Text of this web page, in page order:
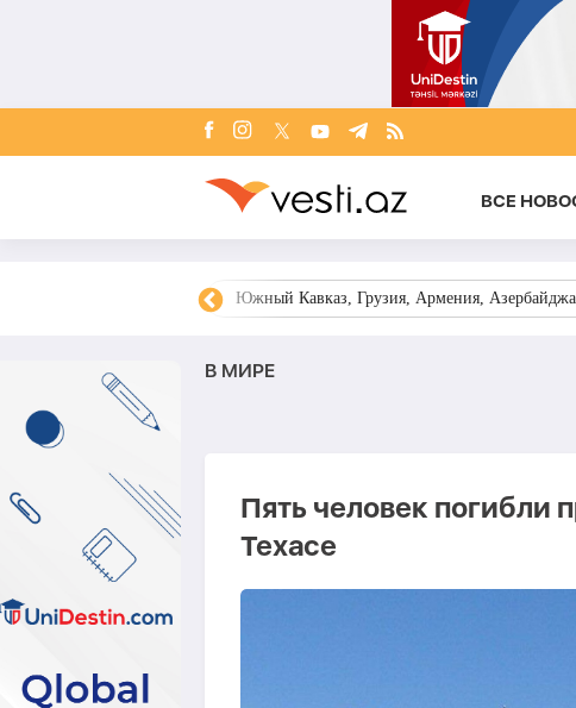
ВСЕ
Южный Кавказ, Грузия, Армения,
В МИРЕ
Пять человек погибли
Техасе